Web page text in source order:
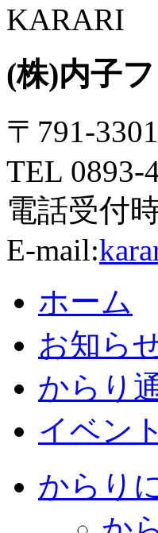
(株)内子
〒791-
TEL
電話受付
E-mail:
ホーム
お知ら
からり
イベン
からり